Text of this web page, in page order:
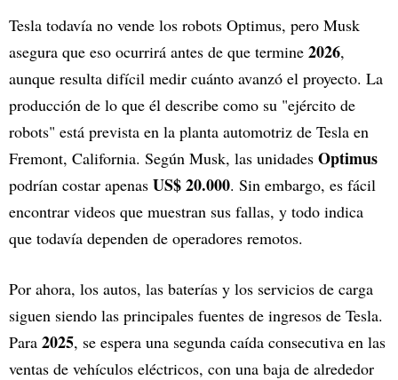
Tesla todavía no vende los robots Optimus, pero Musk
asegura que eso ocurrirá antes de que termine 2026,
aunque resulta difícil medir cuánto avanzó el proyecto. La
producción de lo que él describe como su "ejército de
robots" está prevista en la planta automotriz de Tesla en
Fremont, California. Según Musk, las unidades Optimus
podrían costar apenas US$ 20.000. Sin embargo, es fácil
encontrar videos que muestran sus fallas, y todo indica
que todavía dependen de operadores remotos.
Por ahora, los autos, las baterías y los servicios de carga
siguen siendo las principales fuentes de ingresos de Tesla.
Para 2025, se espera una segunda caída consecutiva en las
ventas de vehículos eléctricos, con una baja de alrededor